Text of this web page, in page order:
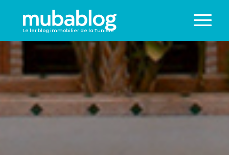
Le 1er blog immobilier de la Tunisie